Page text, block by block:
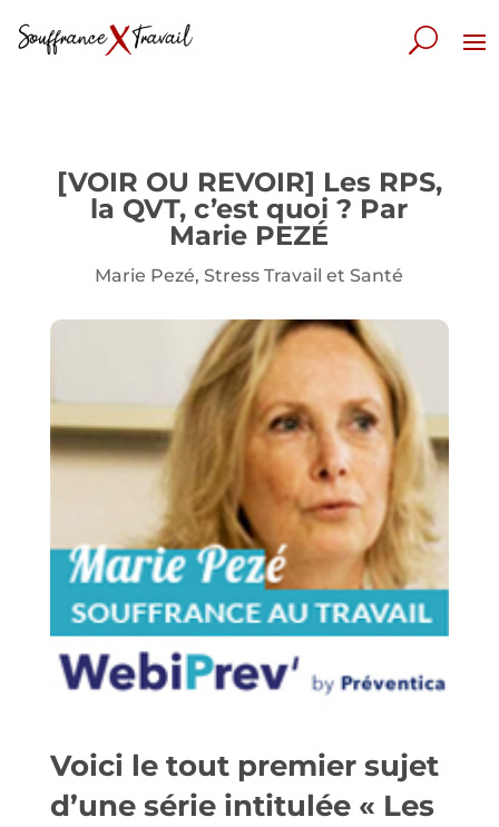
[VOIR OU REVOIR] Les RPS,
la QVT, c’est quoi ? Par
Marie PEZÉ
Marie Pezé,Stress Travail et Santé
Voici le tout premier sujet
d’une série intitulée « Les